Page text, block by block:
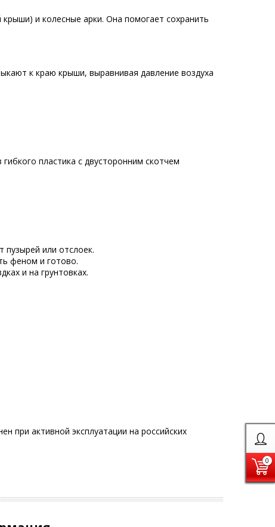
0
и колесные арки. Она помогает сохранить
к краю крыши, выравнивая давление воздуха
пластика с двусторонним скотчем
пузырей или отслоек.
феном и готово.
и на грунтовках.
при активной эксплуатации на российских